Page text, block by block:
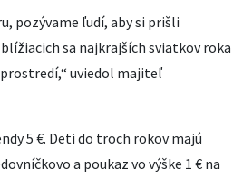
pozývame ľudí, aby si prišli
sa najkrajších sviatkov roka
uviedol majiteľ
5 €. Deti do troch rokov majú
a poukaz vo výške 1 € na